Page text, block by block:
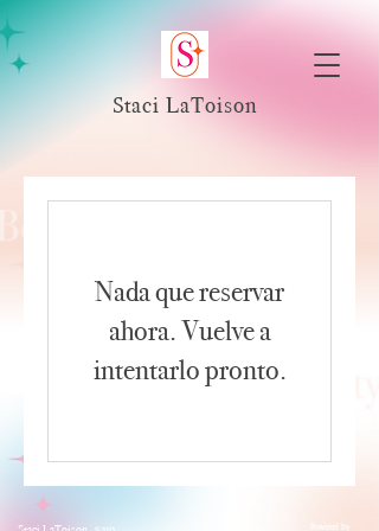
Staci LaToison
Nada que reservar
ahora. Vuelve a
intentarlo pronto.
Powered by